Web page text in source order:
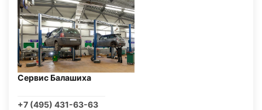
Сервис Балашиха
+7 (495) 431-63-63